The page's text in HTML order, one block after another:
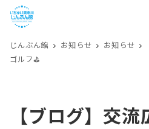
じんぶん館 お知らせ お知らせ
ゴルフ⛳
【ブログ】交